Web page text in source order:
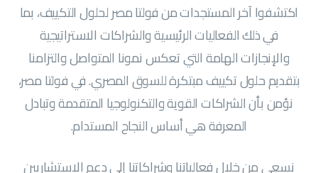
اكتشفوا آخر المستجدات من فولتا مصر لحلول التكييف، بما
في ذلك الفعاليات الرئيسية والشراكات الاستراتيجية
والإنجازات الهامة التي تعكس نمونا المتواصل والتزامنا
بتقديم حلول تكييف مبتكرة للسوق المصري. في فولتا مصر،
نؤمن بأن الشراكات القوية والتكنولوجيا المتقدمة وتبادل
المعرفة هي أساس النجاح المستدام.
نسعى من خلال فعالياتنا وشراكاتنا إلى دعم الاستشاريين